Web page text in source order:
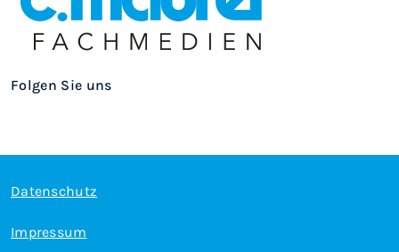
Folgen Sie uns
Datenschutz
Impressum